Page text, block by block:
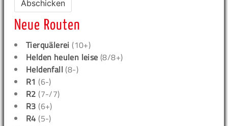
Neue Routen
Tierquälerei (10+)
Helden heulen leise (8/8+)
Heldenfall (8-)
R1 (6-)
R2 (7-/7)
R3 (6+)
R4 (5-)